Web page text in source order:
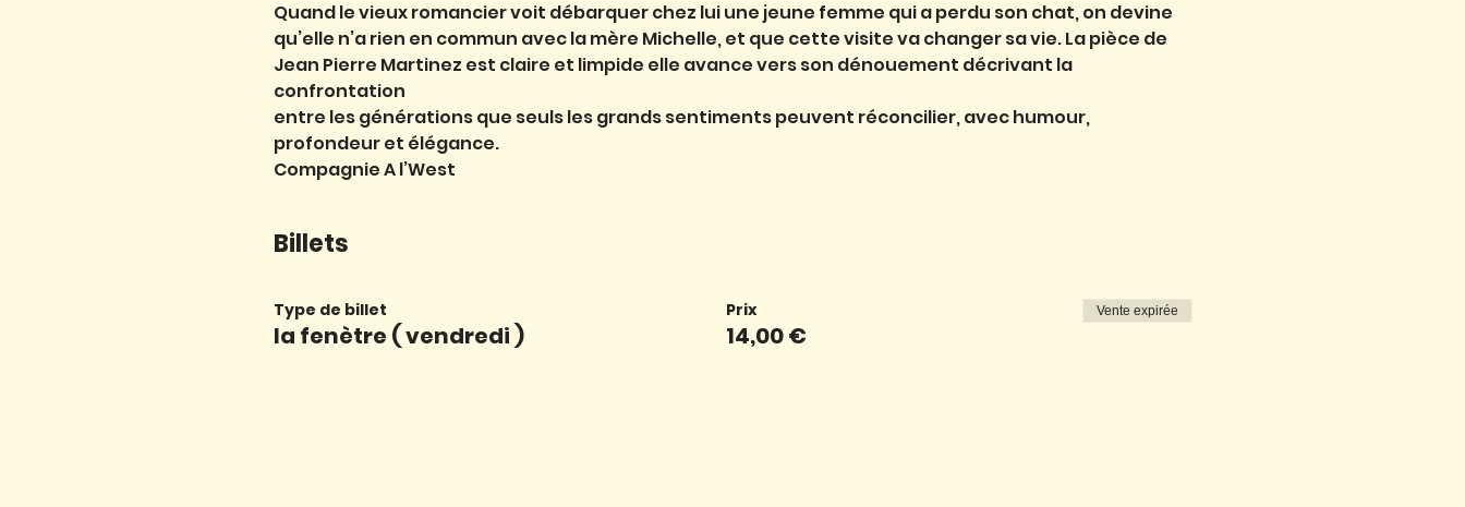
Quand le vieux romancier voit débarquer chez lui une jeune femme qui a perdu son chat, on devine
qu’elle n’a rien en commun avec la mère Michelle, et que cette visite va changer sa vie. La pièce de
Jean Pierre Martinez est claire et limpide elle avance vers son dénouement décrivant la
confrontation
entre les générations que seuls les grands sentiments peuvent réconcilier, avec humour,
profondeur et élégance.
Compagnie A l’West
Billets
Type de billet
la fenètre ( vendredi )
Prix
14,00 €
Vente expirée